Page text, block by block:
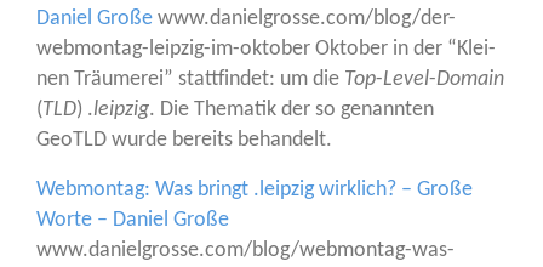
Dani­el Gro­ße www.danielgrosse.com/blog/der-
webmontag-leipzig-im-oktober Okto­ber in der “Klei­
nen Träu­me­rei” statt­fin­det: um die Top-Level-Domain
(TLD) .leip­zig. Die The­ma­tik der so genann­ten
GeoTLD wur­de bereits behandelt.
Web­mon­tag: Was bringt .leip­zig wirk­lich? – Gro­ße
Wor­te – Dani­el Gro­ße
www.danielgrosse.com/blog/webmontag-was-